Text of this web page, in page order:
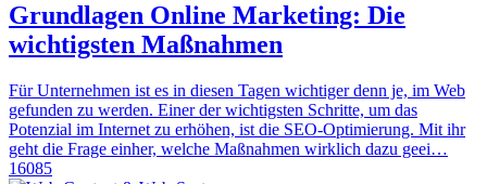
Grundlagen Online Marketing: Die
wichtigsten Maßnahmen
Für Unternehmen ist es in diesen Tagen wichtiger denn je, im Web
gefunden zu werden. Einer der wichtigsten Schritte, um das
Potenzial im Internet zu erhöhen, ist die SEO-Optimierung. Mit ihr
geht die Frage einher, welche Maßnahmen wirklich dazu geei…
16085